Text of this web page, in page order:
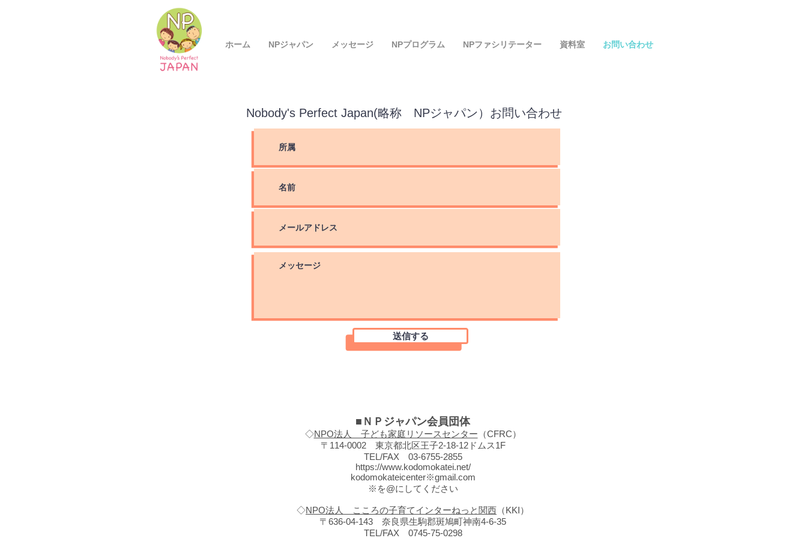
ホーム NPジャパン メッセージ NPプログラム NPファシリテーター 資料室 お問い合わせ
Nobody's Perfect Japan(略称 NPジャパン）お問い合わせ
送信する
■ＮＰジャパン会員団体
◇NPO法人 子ども家庭リソースセンター （CFRC）
〒114-0002 東京都北区王子2-18-12ドムス1F
TEL/FAX 03-6755-2855
https://www.kodomokatei.net/
kodomokateicenter※gmail.com
※を@にしてください
◇NPO法人 こころの子育てインターねっと関西 （KKI）
〒636-04-143 奈良県生駒郡斑鳩町神南4-6-35
TEL/FAX 0745-75-0298